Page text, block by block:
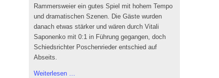
Rammersweier ein gutes Spiel mit hohem Tempo
und dramatischen Szenen. Die Gäste wurden
danach etwas stärker und wären durch Vitali
Saponenko mit 0:1 in Führung gegangen, doch
Schiedsrichter Poschenrieder entschied auf
Abseits.
Weiterlesen …